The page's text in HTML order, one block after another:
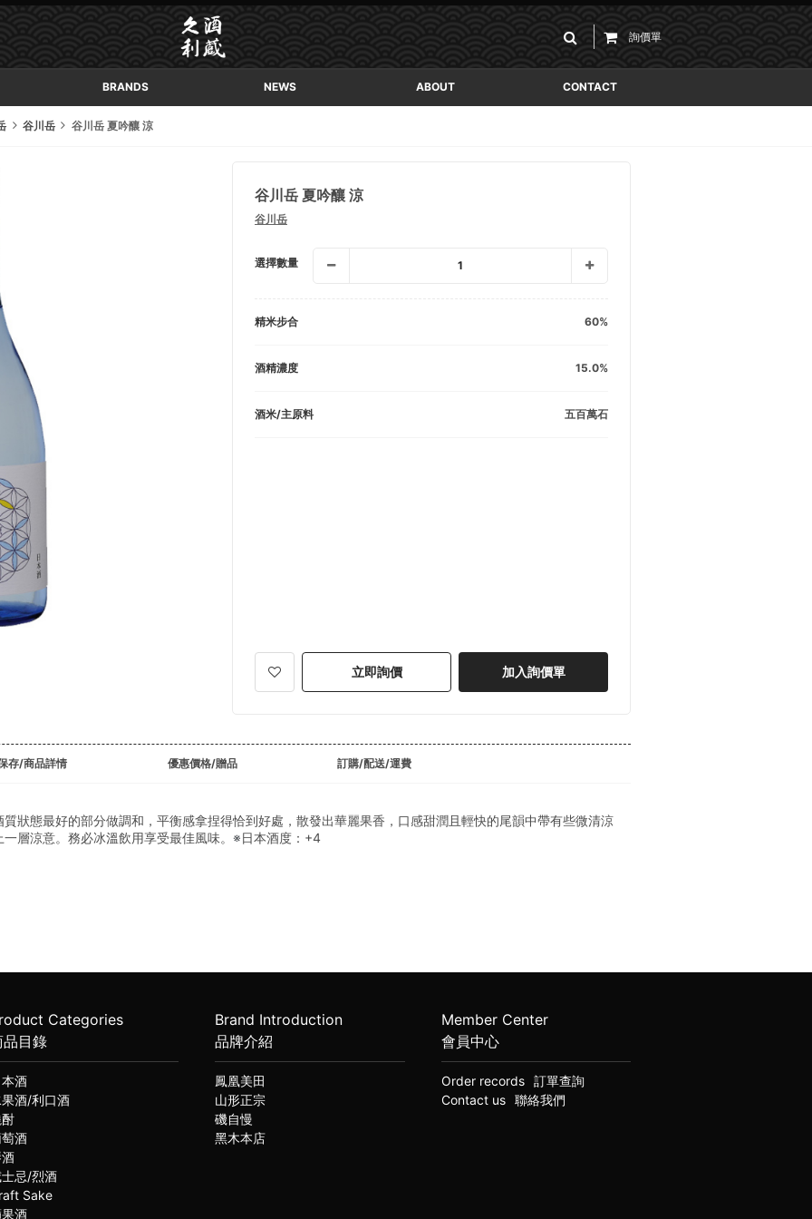
詢價單
BRANDS NEWS ABOUT CONTACT
谷川岳 谷川岳 夏吟釀 涼
谷川岳 夏吟釀 涼
谷川岳
選擇數量 1
精米步合 60
酒精濃度 15.0
酒米/主原料 五百萬石
立即詢價 加入詢價單
存/商品詳情 優惠價格/贈品 訂購/配送/運費
狀態最好的部分做調和，平衡感拿捏得恰到好處，散發出華麗果香，口感甜潤且輕快的尾韻中帶有些微清涼
層涼意。務必冰溫飲用享受最佳風味。 ※日本酒度：+4
Categories
品目錄
酒
酒/利口酒
酒
忌/烈酒
Sake
酒
Brand Introduction
品牌介紹
鳳凰美田
山形正宗
磯自慢
黑木本店
Member Center
會員中心
Order records
訂單查詢
Contact us
聯絡我們